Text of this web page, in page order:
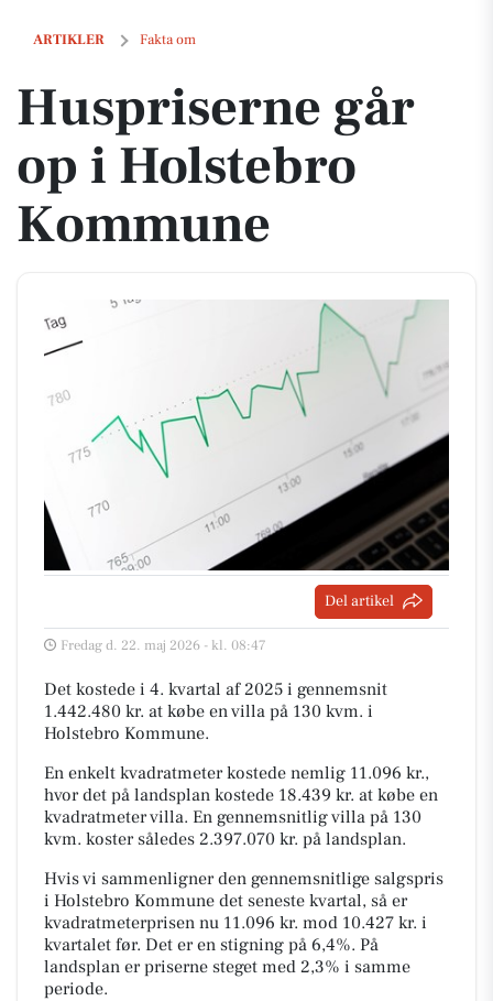
ARTIKLER Fakta om
Huspriserne går op i Holstebro Kommune
Huspriserne går
op i Holstebro
Kommune
Del artikel
Fredag d. 22. maj 2026 - kl. 08:47
Det kostede i 4. kvartal af 2025 i gennemsnit
1.442.480 kr. at købe en villa på 130 kvm. i
Holstebro Kommune.
En enkelt kvadratmeter kostede nemlig 11.096 kr.,
hvor det på landsplan kostede 18.439 kr. at købe en
kvadratmeter villa. En gennemsnitlig villa på 130
kvm. koster således 2.397.070 kr. på landsplan.
Hvis vi sammenligner den gennemsnitlige salgspris
i Holstebro Kommune det seneste kvartal, så er
kvadratmeterprisen nu 11.096 kr. mod 10.427 kr. i
kvartalet før. Det er en stigning på 6,4%. På
landsplan er priserne steget med 2,3% i samme
periode.